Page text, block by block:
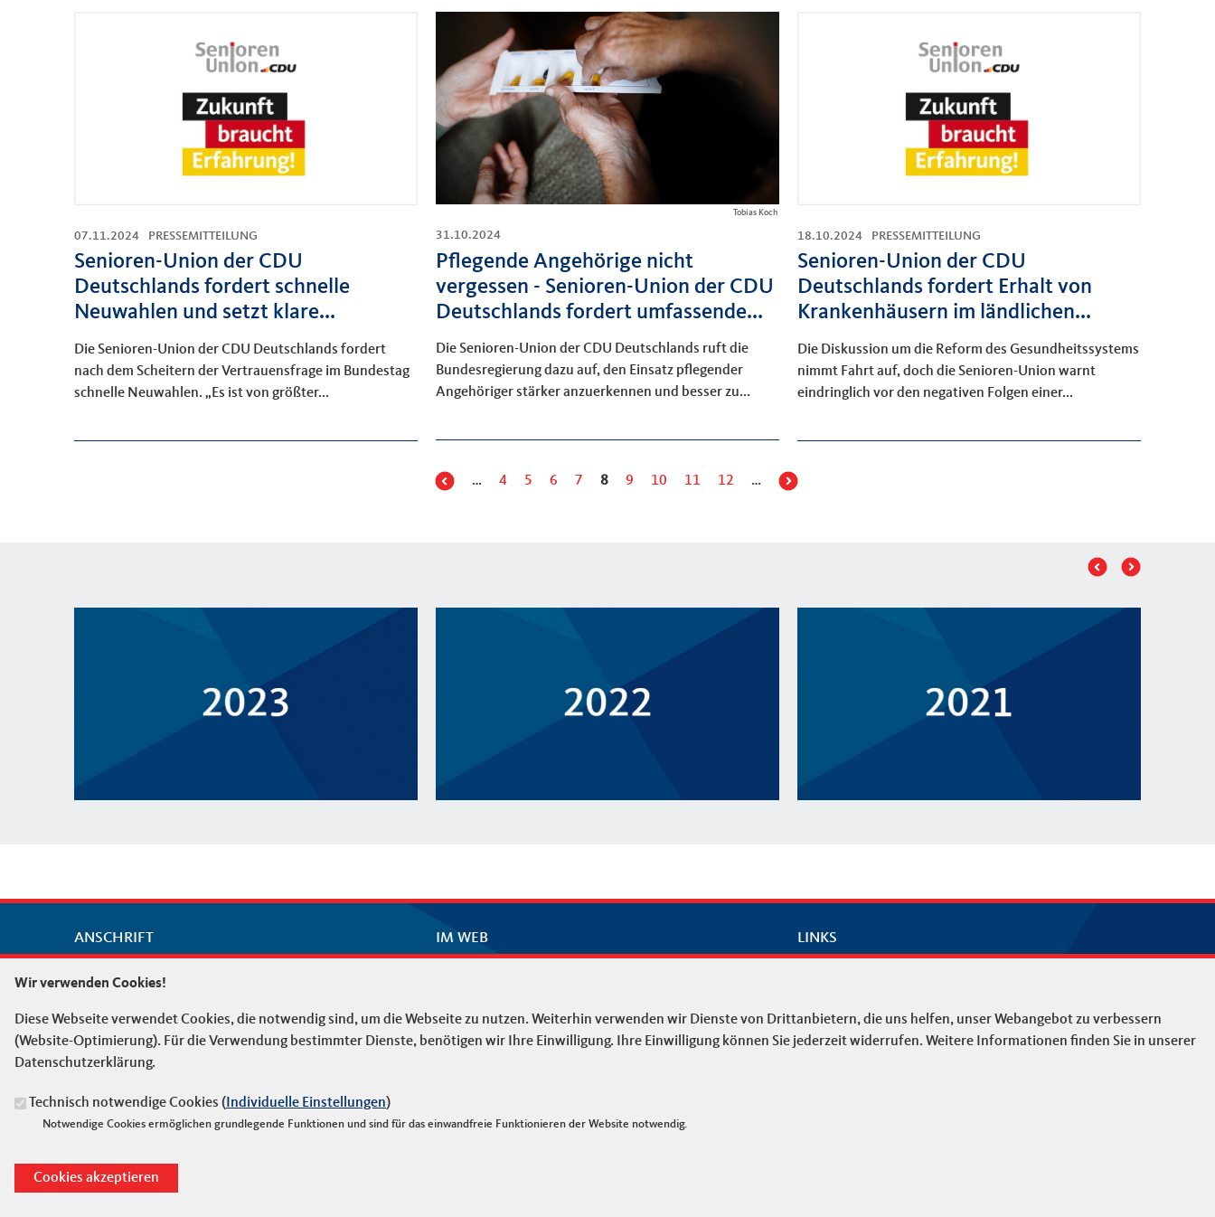
07.11.2024 PRESSEMITTEILUNG
Senioren-Union der CDU
Deutschlands fordert schnelle
Neuwahlen und setzt klare...
Die Senioren-Union der CDU Deutschlands fordert
nach dem Scheitern der Vertrauensfrage im Bundestag
schnelle Neuwahlen. „Es ist von größter...
Tobias Koch
31.10.2024
Pflegende Angehörige nicht
vergessen - Senioren-Union der CDU
Deutschlands fordert umfassende...
Die Senioren-Union der CDU Deutschlands ruft die
Bundesregierung dazu auf, den Einsatz pflegender
Angehöriger stärker anzuerkennen und besser zu...
18.10.2024 PRESSEMITTEILUNG
Senioren-Union der CDU
Deutschlands fordert Erhalt von
Krankenhäusern im ländlichen...
Die Diskussion um die Reform des Gesundheitssystems
nimmt Fahrt auf, doch die Senioren-Union warnt
eindringlich vor den negativen Folgen einer...
… 4 5 6 7 8 9 10 11 12 …
Fußbereich
ANSCHRIFT
Konrad-Adenauer-Haus
Klingelhöferstraße 8
10785
Berlin
Telefon:030 22070445
IM WEB LINKS
Wir verwenden Cookies!
Diese Webseite verwendet Cookies, die notwendig sind, um die Webseite zu nutzen. Weiterhin verwenden wir Dienste von Drittanbietern, die uns helfen, unser Webangebot zu verbessern
(Website-Optimierung). Für die Verwendung bestimmter Dienste, benötigen wir Ihre Einwilligung. Ihre Einwilligung können Sie jederzeit widerrufen. Weitere Informationen finden Sie in unserer
Datenschutzerklärung.
Technisch notwendige Cookies (Individuelle Einstellungen)
Notwendige Cookies ermöglichen grundlegende Funktionen und sind für das einwandfreie Funktionieren der Website notwendig.